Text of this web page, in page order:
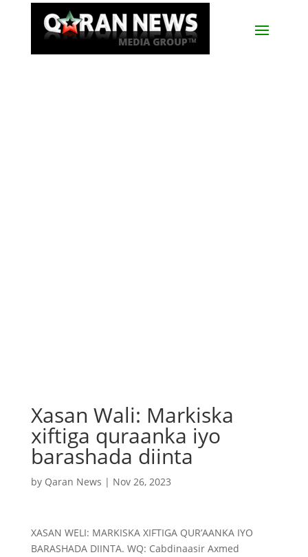
Xasan Wali: Markiska
xiftiga quraanka iyo
barashada diinta
by Qaran News | Nov 26, 2023
XASAN WELI: MARKISKA XIFTIGA QUR’AANKA IYO
BARASHADA DIINTA. WQ: Cabdinaasir Axmed